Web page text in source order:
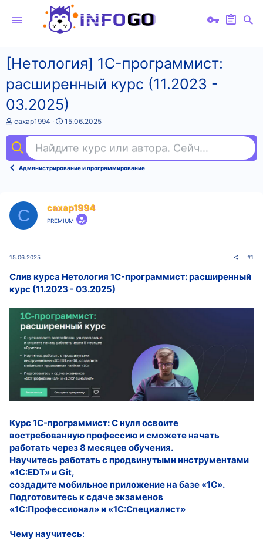
[Нетология] 1C-программист:
расширенный курс (11.2023 -
03.2025)
А
т
о
т
caxap1994
Д
а
н
а
а
15.06.2025
Найдите курс или автора. Сейчас ищут
Администрирование и программирование
C caxap1994
PREMIUM
15.06.2025 #1
Слив курса Нетология 1C-программист: расширенный
курс (11.2023 - 03.2025)
Курс 1C-программист: С нуля освоите
востребованную профессию и сможете начать
работать через 8 месяцев обучения.
Научитесь работать с продвинутыми инструментами
«1С:EDT» и Git,
создадите мобильное приложение на базе «1С».
Подготовитесь к сдаче экзаменов
«1С:Профессионал» и «1С:Специалист»
Чему научитесь: